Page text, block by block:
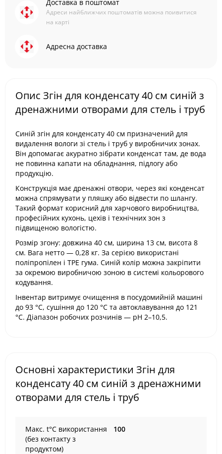
Доставка в поштомат
Адреси найближчих поштоматів можна поивитися
на карті
Адресна доставка
Опис Згін для конденсату 40 см синій з
дренажними отворами для стель і труб
Синій згін для конденсату 40 см призначений для
видалення вологи зі стель і труб у виробничих зонах.
Він допомагає акуратно зібрати конденсат там, де вода
не повинна капати на обладнання, підлогу або
продукцію.
Конструкція має дренажні отвори, через які конденсат
можна спрямувати у пляшку або відвести по шлангу.
Такий формат корисний для харчового виробництва,
професійних кухонь, цехів і технічних зон з
підвищеною вологістю.
Розмір згону: довжина 40 см, ширина 13 см, висота 8
см. Вага нетто — 0,28 кг. За серією використані
поліпропілен і TPE гума. Синій колір можна закріпити
за окремою виробничою зоною в системі кольорового
кодування.
Інвентар витримує очищення в посудомийній машині
до 93 °C, сушіння до 120 °C та автоклавування до 121
°C. Діапазон робочих розчинів — pH 2–10,5.
Основні характеристики Згін для
конденсату 40 см синій з дренажними
отворами для стель і труб
Maкс. t°С використання
(без контакту з
продуктом)
100